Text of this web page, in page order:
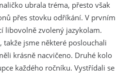
ubrala tréma, přesto však
přes stovku odříkání. V prvním
libovolně zvolený jazykolam.
takže jsme některé poslouchali
krásně nacvičeno. Druhé kolo
každého ročníku. Vystřídali se